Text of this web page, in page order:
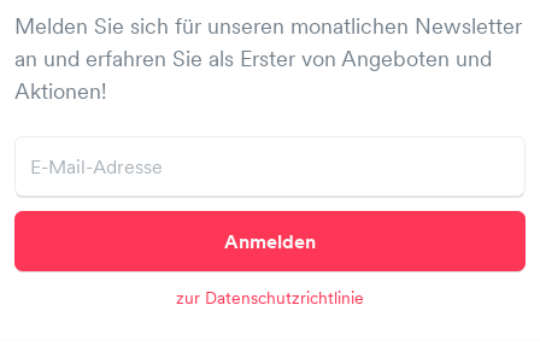
Melden Sie sich für unseren monatlichen Newsletter
an und erfahren Sie als Erster von Angeboten und
Aktionen!
Anmelden
zur Datenschutzrichtlinie